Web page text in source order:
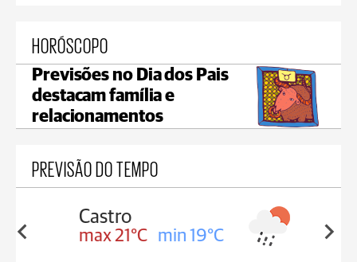
HORÓSCOPO
Previsões no Dia dos Pais
destacam família e
relacionamentos
PREVISÃO DO TEMPO
19°C max 20°C min 19°C